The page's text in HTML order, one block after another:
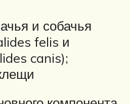
и собачья
felis и
canis);